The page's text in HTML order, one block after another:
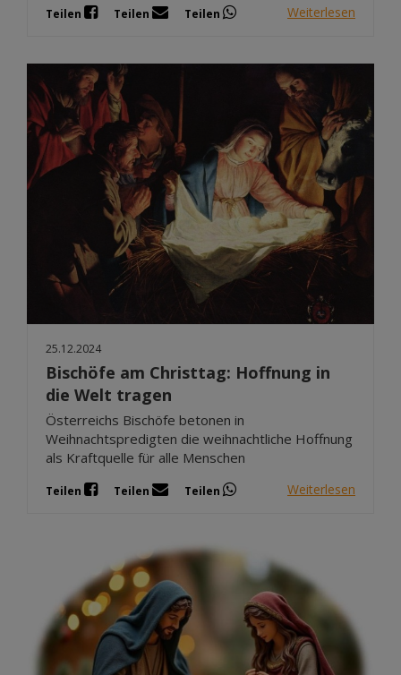
Teilen Teilen Teilen Weiterlesen
25.12.2024
Bischöfe am Christtag: Hoffnung in
die Welt tragen
Österreichs Bischöfe betonen in
Weihnachtspredigten die weihnachtliche Hoffnung
als Kraftquelle für alle Menschen
Teilen Teilen Teilen Weiterlesen